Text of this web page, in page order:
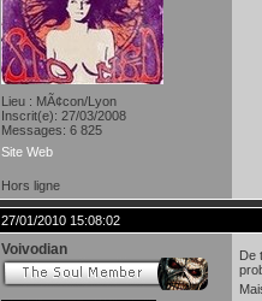
Lieu : MÃ¢con/Lyon
Inscrit(e): 27/03/2008
Messages: 6 825
Site Web
Hors ligne
27/01/2010 15:08:02
Voivodian De